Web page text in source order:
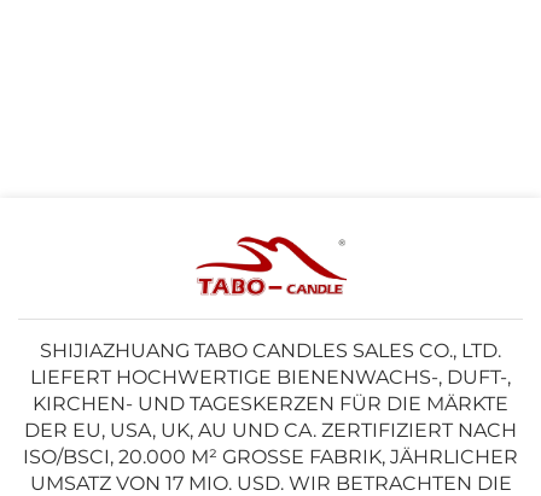
SHIJIAZHUANG TABO CANDLES SALES CO., LTD.
LIEFERT HOCHWERTIGE BIENENWACHS-, DUFT-,
KIRCHEN- UND TAGESKERZEN FÜR DIE MÄRKTE
DER EU, USA, UK, AU UND CA. ZERTIFIZIERT NACH
ISO/BSCI, 20.000 M² GROSSE FABRIK, JÄHRLICHER U
MSATZ VON 17 MIO. USD. WIR BETRACHTEN DIE Q